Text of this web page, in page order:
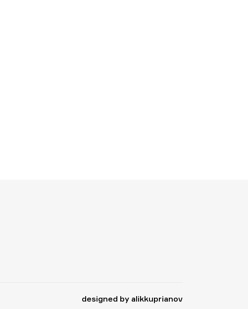
designed by alikkuprianov